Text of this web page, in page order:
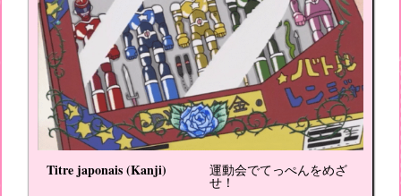
Titre japonais (Kanji) 運動会でてっぺんをめざ
せ！